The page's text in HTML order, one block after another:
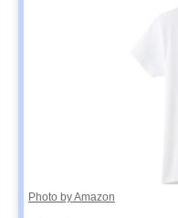
Photo by Amazon